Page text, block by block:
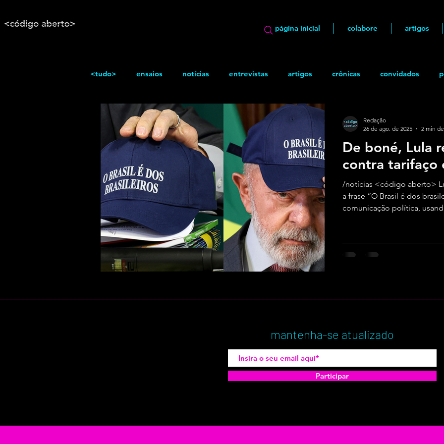
página inicial colabore artigos
<tudo> ensaios notícias entrevistas artigos crônicas convidados
reportagem Texto / Reflexão Quadrinhos
De boné, Lula
contra tarifaço
/notícias <código aberto>
a frase “O Brasil é dos
comunicação política,
defender a
confirma a análise do
Redação
26 de ago. de 2025
2 min
mantenha-se atualizado
Participar